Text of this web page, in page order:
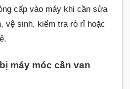
cấp vào máy khi cần sửa
vệ sinh, kiểm tra rò rỉ hoặc
máy móc cần van